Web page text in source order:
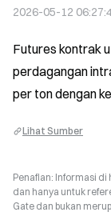
2026-05-12
Futures kontrak
perdagangan
per ton dengan
Lihat Sumber
Penafian: Informasi
dan hanya untuk
Gate dan bukan